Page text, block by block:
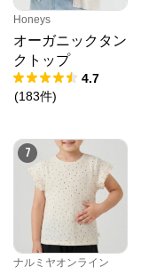
Honeys
オーガニックタン
クトップ
4.7
(183件)
7
ナルミヤオンライン